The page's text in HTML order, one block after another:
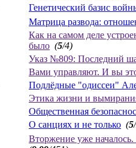
Генетический базис
Матрица развода:
Как на самом деле
было (5/4)
Указ №809: Последний
Вами управляют. И вы
Подлёдные "одиссеи"
Этика жизни и
Общественная
О санциях и не только (5
Вторжение уже